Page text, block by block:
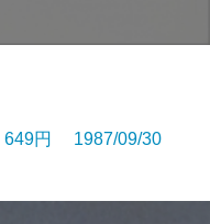
円 1987/09/30